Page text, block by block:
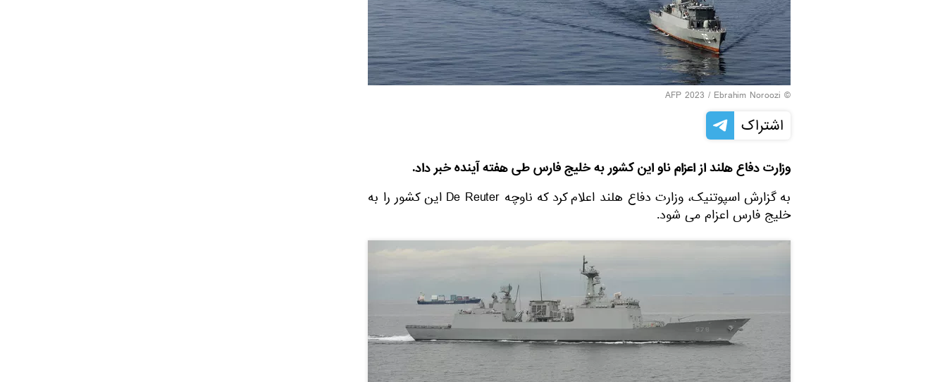
© AFP 2023 / Ebrahim Noroozi
اشتراک
وزارت دفاع هلند از اعزام ناو این کشور به خلیج فارس طی هفته آینده خبر داد.
به گزارش اسپوتنیک، وزارت دفاع هلند اعلام کرد که ناوچه De Reuter این کشور را به
خلیج فارس اعزام می شود.